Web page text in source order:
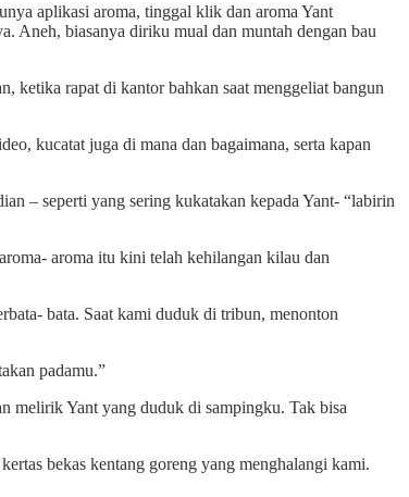
aplikasi aroma, tinggal klik dan aroma Yant
Aneh, biasanya diriku mual dan muntah dengan bau
ketika rapat di kantor bahkan saat menggeliat bangun
kucatat juga di mana dan bagaimana, serta kapan
– seperti yang sering kukatakan kepada Yant- “labirin
aroma itu kini telah kehilangan kilau dan
bata. Saat kami duduk di tribun, menonton
padamu.”
melirik Yant yang duduk di sampingku. Tak bisa
bekas kentang goreng yang menghalangi kami.